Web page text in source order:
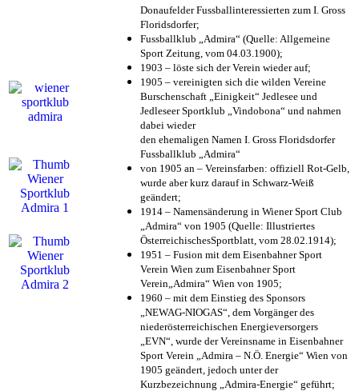
Donaufelder Fussballinteressierten zum I. Gross
Floridsdorfer;
Fussballklub „Admira“ (Quelle: Allgemeine
Sport Zeitung, vom 04.03.1900);
1903 – löste sich der Verein wieder auf;
1905 – vereinigten sich die wilden Vereine
Burschenschaft „Einigkeit“ Jedlesee und
Jedleseer Sportklub „Vindobona“ und nahmen
dabei wieder
den ehemaligen Namen I. Gross Floridsdorfer
Fussballklub „Admira“
von 1905 an – Vereinsfarben: offiziell Rot-Gelb,
wurde aber kurz darauf in Schwarz-Weiß
geändert;
1914 – Namensänderung in Wiener Sport Club
„Admira“ von 1905 (Quelle: Illustriertes
ÖsterreichischesSportblatt, vom 28.02.1914);
1951 – Fusion mit dem Eisenbahner Sport
Verein Wien zum Eisenbahner Sport
Verein„Admira“ Wien von 1905;
1960 – mit dem Einstieg des Sponsors
„NEWAG-NIOGAS“, dem Vorgänger des
niederösterreichischen Energieversorgers
„EVN“, wurde der Vereinsname in Eisenbahner
Sport Verein „Admira – N.Ö. Energie“ Wien von
1905 geändert, jedoch unter der
Kurzbezeichnung „Admira-Energie“ geführt;